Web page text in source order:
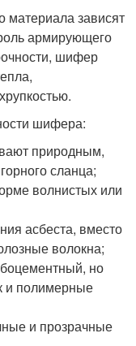
материала зависят
армирующего
шифер
шифера:
природным,
сланца;
волнистых или
асбеста, вместо
волокна;
но
и полимерные
и прозрачные